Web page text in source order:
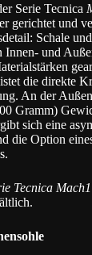
Serie Tecnica
gerichtet und
Schale
Innen- und
die direkte
An der
Gramm)
sich eine
die Option
Tecnica Mach1